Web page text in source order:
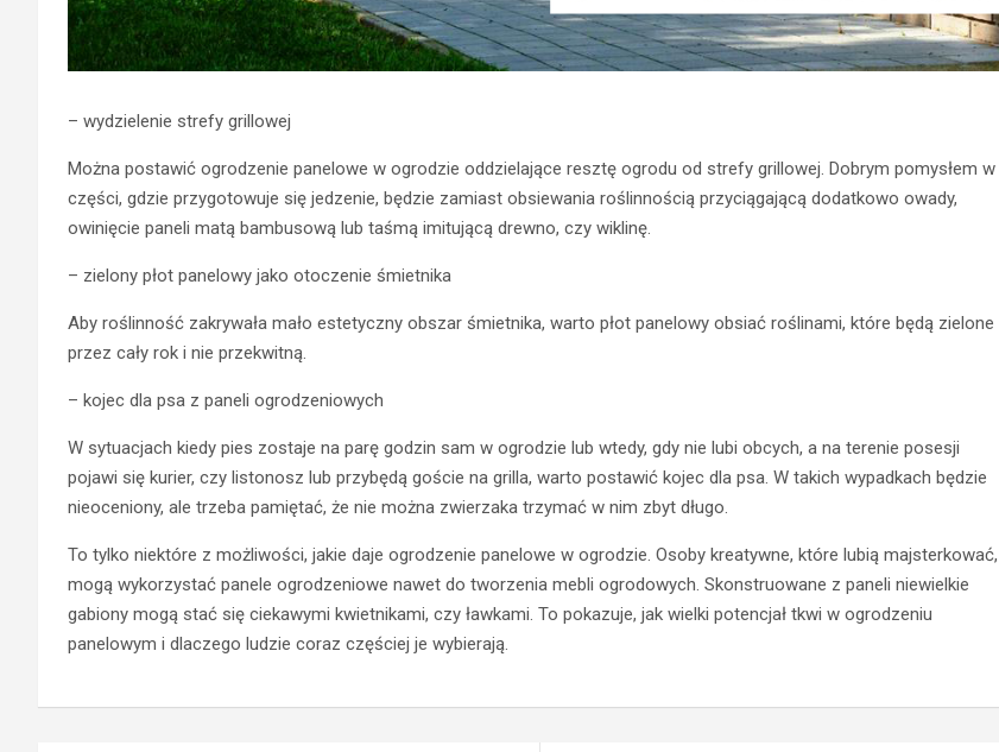
– wydzielenie strefy grillowej
Można postawić ogrodzenie panelowe w ogrodzie oddzielające resztę ogrodu od strefy grillowej. Dobrym pomysłem w
części, gdzie przygotowuje się jedzenie, będzie zamiast obsiewania roślinnością przyciągającą dodatkowo owady,
owinięcie paneli matą bambusową lub taśmą imitującą drewno, czy wiklinę.
– zielony płot panelowy jako otoczenie śmietnika
Aby roślinność zakrywała mało estetyczny obszar śmietnika, warto płot panelowy obsiać roślinami, które będą zielone
przez cały rok i nie przekwitną.
– kojec dla psa z paneli ogrodzeniowych
W sytuacjach kiedy pies zostaje na parę godzin sam w ogrodzie lub wtedy, gdy nie lubi obcych, a na terenie posesji
pojawi się kurier, czy listonosz lub przybędą goście na grilla, warto postawić kojec dla psa. W takich wypadkach będzie
nieoceniony, ale trzeba pamiętać, że nie można zwierzaka trzymać w nim zbyt długo.
To tylko niektóre z możliwości, jakie daje ogrodzenie panelowe w ogrodzie. Osoby kreatywne, które lubią majsterkować,
mogą wykorzystać panele ogrodzeniowe nawet do tworzenia mebli ogrodowych. Skonstruowane z paneli niewielkie
gabiony mogą stać się ciekawymi kwietnikami, czy ławkami. To pokazuje, jak wielki potencjał tkwi w ogrodzeniu
panelowym i dlaczego ludzie coraz częściej je wybierają.